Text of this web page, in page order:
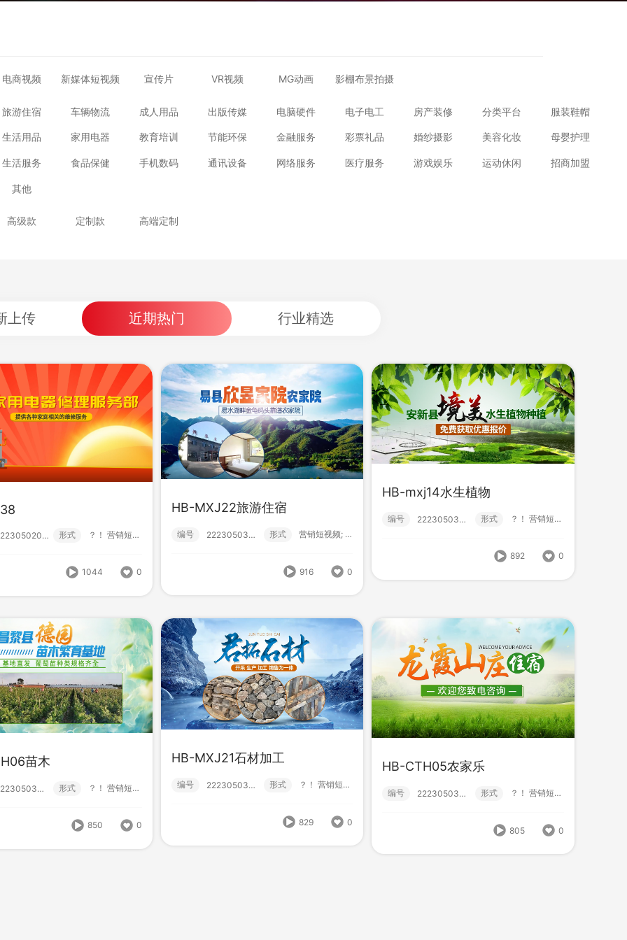
电商视频 新媒体短视频 宣传片 VR视频 MG动画 影棚布景拍摄
旅游住宿 车辆物流 成人用品 出版传媒 电脑硬件 电子电工 房产装修 分类平台 服装鞋帽
生活用品 家用电器 教育培训 节能环保 金融服务 彩票礼品 婚纱摄影 美容化妆 母婴护理
生活服务 食品保健 手机数码 通讯设备 网络服务 医疗服务 游戏娱乐 运动休闲 招商加盟
其他
高级款 定制款 高端定制
上传 近期热门 行业精选
0
HB-mxj14水生植物
编号 222305030022 形式
892
HB-MXJ21石材加工
222305030021 形式
苗木
形式
HB-MXJ22旅游住宿
222305030017 形式
0
HB-MXJ23环保新材料
854
222305020001 形式 ？！ 营销短视频; 小视频; 初级款;
1044 0
HB-MXJ22旅游住宿
编号 222305030017 形式 营销短视频; 小视频; 初级款;
916 0
HB-mxj14水生植物
编号 222305030022 形式 ？！ 营销短视频; 小视频; 初级款;
892 0
苗木
222305030018 形式 ？！ 营销短视频; 小视频; 初级款;
850 0
HB-MXJ21石材加工
编号 222305030021 形式 ？！ 营销短视频; 小视频; 初级款;
829 0
HB-CTH05农家乐
编号 222305030019 形式 ？！ 营销短视频; 小视频; 初级款;
805 0